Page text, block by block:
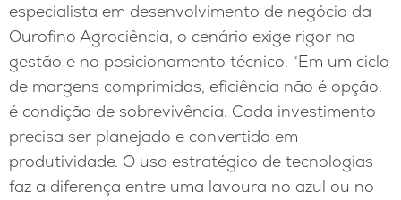
especialista em desenvolvimento de negócio da
Ourofino Agrociência, o cenário exige rigor na
gestão e no posicionamento técnico. “Em um ciclo
de margens comprimidas, eficiência não é opção:
é condição de sobrevivência. Cada investimento
precisa ser planejado e convertido em
produtividade. O uso estratégico de tecnologias
faz a diferença entre uma lavoura no azul ou no